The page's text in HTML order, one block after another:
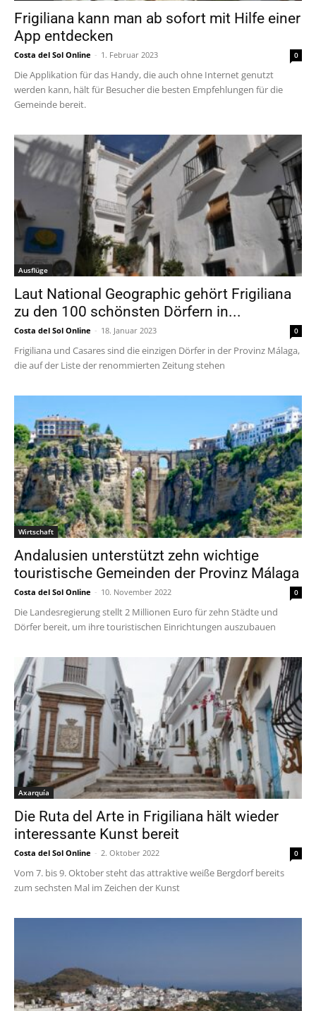
Frigiliana kann man ab sofort mit Hilfe einer
App entdecken
Costa del Sol Online - 1. Februar 2023 0
Die Applikation für das Handy, die auch ohne Internet genutzt
werden kann, hält für Besucher die besten Empfehlungen für die
Gemeinde bereit.
Ausflüge
Laut National Geographic gehört Frigiliana
zu den 100 schönsten Dörfern in...
Costa del Sol Online - 18. Januar 2023 0
Frigiliana und Casares sind die einzigen Dörfer in der Provinz Málaga,
die auf der Liste der renommierten Zeitung stehen
Wirtschaft
Andalusien unterstützt zehn wichtige
touristische Gemeinden der Provinz Málaga
Costa del Sol Online - 10. November 2022 0
Die Landesregierung stellt 2 Millionen Euro für zehn Städte und
Dörfer bereit, um ihre touristischen Einrichtungen auszubauen
Axarquía
Die Ruta del Arte in Frigiliana hält wieder
interessante Kunst bereit
Costa del Sol Online - 2. Oktober 2022 0
Vom 7. bis 9. Oktober steht das attraktive weiße Bergdorf bereits
zum sechsten Mal im Zeichen der Kunst